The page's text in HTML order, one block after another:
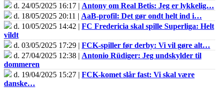
d. 24/05/2025 16:17 | Antony om Real Betis: Jeg er lykkelig…
d. 18/05/2025 20:11 | AaB-profil: Det gør ondt helt ind i…
d. 10/05/2025 14:42 | FC Fredericia skal spille Superliga: Helt
vildt
d. 03/05/2025 17:29 | FCK-spiller før derby: Vi vil gøre alt…
d. 27/04/2025 12:38 | Antonio Rüdiger: Jeg undskylder til
dommeren
d. 19/04/2025 15:27 | FCK-komet slår fast: Vi skal være
danske…